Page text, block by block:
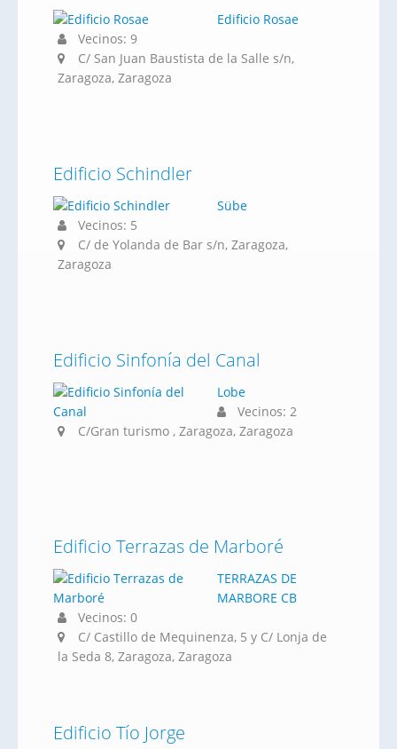
Edificio Rosae
Vecinos: 9
C/ San Juan Baustista de la Salle s/n,
Zaragoza, Zaragoza
Edificio Schindler
Sübe
Vecinos: 5
C/ de Yolanda de Bar s/n, Zaragoza,
Zaragoza
Edificio Sinfonía del Canal
Lobe
Vecinos: 2
C/Gran turismo , Zaragoza, Zaragoza
Edificio Terrazas de Marboré
TERRAZAS DE
MARBORE CB
Vecinos: 0
C/ Castillo de Mequinenza, 5 y C/ Lonja de
la Seda 8, Zaragoza, Zaragoza
Edificio Tío Jorge